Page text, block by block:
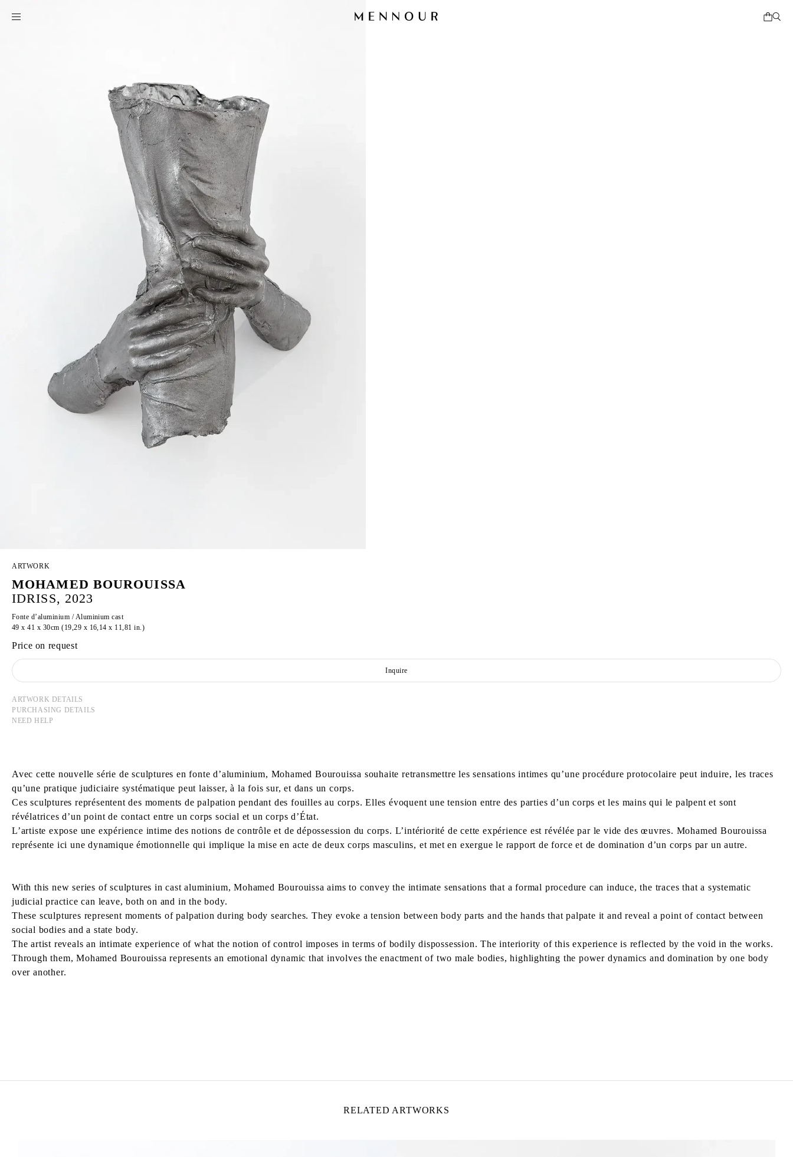
ARTWORK
MOHAMED BOUROUISSA
IDRISS, 2023
Fonte d’aluminium / Aluminium cast
49 x 41 x 30cm (19,29 x 16,14 x 11,81 in.)
Price on request
Inquire
ARTWORK DETAILS
PURCHASING DETAILS
NEED HELP
Avec cette nouvelle série de sculptures en fonte d’aluminium, Mohamed Bourouissa souhaite retransmettre les sensations intimes qu’une procédure protocolaire peut induire, les traces
qu’une pratique judiciaire systématique peut laisser, à la fois sur, et dans un corps.
Ces sculptures représentent des moments de palpation pendant des fouilles au corps. Elles évoquent une tension entre des parties d’un corps et les mains qui le palpent et sont
révélatrices d’un point de contact entre un corps social et un corps d’État.
L’artiste expose une expérience intime des notions de contrôle et de dépossession du corps. L’intériorité de cette expérience est révélée par le vide des œuvres. Mohamed Bourouissa
représente ici une dynamique émotionnelle qui implique la mise en acte de deux corps masculins, et met en exergue le rapport de force et de domination d’un corps par un autre.
With this new series of sculptures in cast aluminium, Mohamed Bourouissa aims to convey the intimate sensations that a formal procedure can induce, the traces that a systematic
judicial practice can leave, both on and in the body.
These sculptures represent moments of palpation during body searches. They evoke a tension between body parts and the hands that palpate it and reveal a point of contact between
social bodies and a state body.
The artist reveals an intimate experience of what the notion of control imposes in terms of bodily dispossession. The interiority of this experience is reflected by the void in the works.
Through them, Mohamed Bourouissa represents an emotional dynamic that involves the enactment of two male bodies, highlighting the power dynamics and domination by one body
over another.
RELATED ARTWORKS